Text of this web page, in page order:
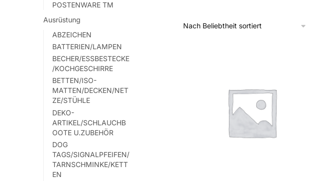
POSTENWARE TM
Ausrüstung
ABZEICHEN
BATTERIEN/LAMPEN
BECHER/ESSBESTECKE
/KOCHGESCHIRRE
BETTEN/ISO-
MATTEN/DECKEN/NET
ZE/STÜHLE
DEKO-
ARTIKEL/SCHLAUCHB
OOTE U.ZUBEHÖR
DOG
TAGS/SIGNALPFEIFEN/
TARNSCHMINKE/KETT
EN